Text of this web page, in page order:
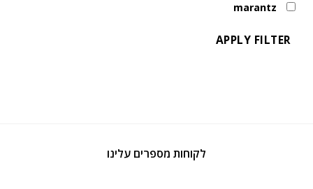
marantz
APPLY FILTER
לקוחות מספרים עלינו